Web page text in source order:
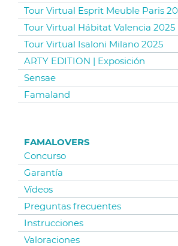
Tour Virtual Esprit Meuble Paris
Tour Virtual Hábitat Valencia 2025
Tour Virtual Isaloni Milano 2025
ARTY EDITION | Exposición
Sensae
Famaland
FAMALOVERS
Concurso
Garantía
Vídeos
Preguntas frecuentes
Instrucciones
Valoraciones